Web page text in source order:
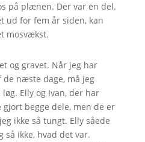
på plænen. Der var en del.
ud for fem år siden, kan
mosvækst.
og gravet. Når jeg har
næste dage, må jeg
Elly og Ivan, der har
begge dele, men de er
ikke så tungt. Elly såede
så ikke, hvad det var.